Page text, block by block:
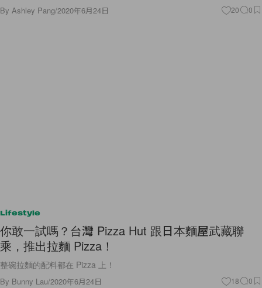
By Ashley Pang/2020年6月24日 20 0
Lifestyle
你敢一試嗎？台灣 Pizza Hut 跟日本麵屋武藏聯
乘，推出拉麵 Pizza！
整碗拉麵的配料都在 Pizza 上！
By Bunny Lau/2020年6月24日 18 0